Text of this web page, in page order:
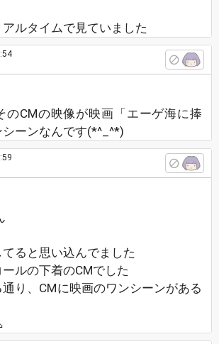
ルタイムで見ていました
のCMの映像が映画「エーゲ海に捧
シーンなんです(*^_^*)
ると思い込んでました
ルの下着のCMでした
通り、CMに映画のワンシーンがある